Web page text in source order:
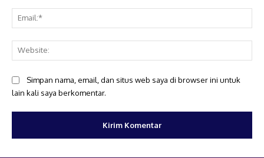
Simpan nama, email, dan situs web saya di browser ini untuk
lain kali saya berkomentar.